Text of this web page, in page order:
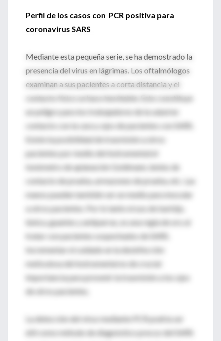
Perfil de los casos con PCR positiva para
coronavirus SARS
Mediante esta pequeña serie, se ha demostrado la
presencia del virus en lágrimas. Los oftalmólogos
examinan a sus pacientes a corta distancia y el
contacto físico se hace inevitable. Esto constituye
un peligro para los trabajadores de la salud en
contacto con la cara y ojos de pacientes con SARS.
Existe la posibilidad de trasmisión a otros
pacientes por medio del instrumental:el
tonómetro de aplanación Goldmann, lentes de
contacto de prueba, armazones de prueba, etc. Las
manos pueden también ser un medio para inocular
a otros pacientes. Por lo tanto el uso de barbijo,
túnica, guantes y antiparras, es una regla de oro al
tratar con pacientes sospechados de SARS.
Incrementar el cuidado en la desinfección
meticulosa del instrumental es de crucial
importancia para prevenir la trasmisión a los ojos
de otros pacientes.
La detección del virus mediante PCR podría ser
útil como método de diagnóstico precoz del SARS